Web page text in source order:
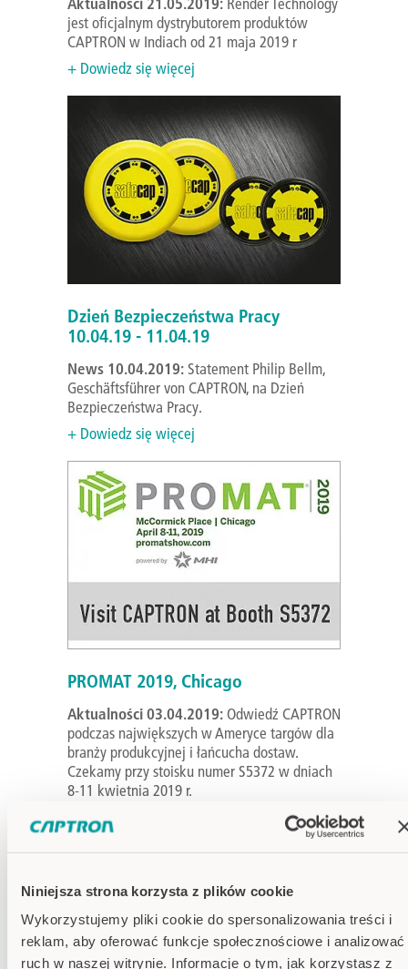
Niniejsza strona korzysta z plików cookie
Wykorzystujemy pliki cookie do spersonalizowania treści i
reklam, aby oferować funkcje społecznościowe i analizować
ruch w naszej witrynie. Informacje o tym, jak korzystasz z
jest oficjalnym dystrybutorem produktów
CAPTRON w Indiach od 21 maja 2019 r
+ Dowiedz się więcej
Dzień Bezpieczeństwa Pracy
10.04.19 - 11.04.19
News 10.04.2019:Statement Philip Bellm,
Geschäftsführer von CAPTRON, na Dzień
Bezpieczeństwa Pracy.
+ Dowiedz się więcej
PROMAT 2019, Chicago
Aktualności 03.04.2019:Odwiedź CAPTRON
podczas największych w Ameryce targów dla
branży produkcyjnej i łańcucha dostaw.
Czekamy przy stoisku numer S5372 w dniach
8-11 kwietnia 2019 r.
+ Dowiedz się więcej